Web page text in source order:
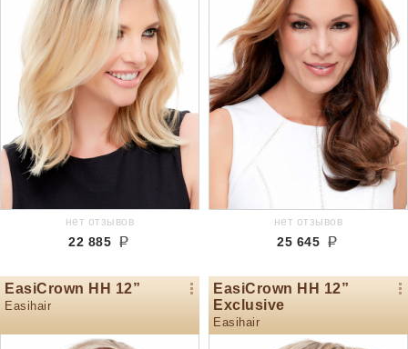
нет отзывов
22 885
нет отзывов
25 645
EasiCrown HH 12”
Easihair
EasiCrown HH 12”
Exclusive
Easihair